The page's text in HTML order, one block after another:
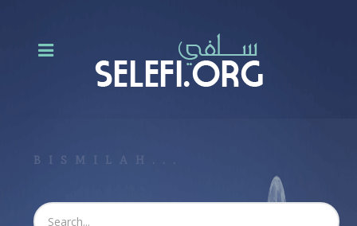
BISMILAH...